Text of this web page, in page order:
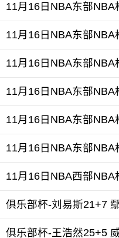
11月16日NBA东部
11月16日NBA东部
11月16日NBA东部
11月16日NBA东部
11月16日NBA东部
11月16日NBA东部
11月16日NBA西部
俱乐部杯-刘易斯21+7
俱乐部杯-王浩然25+5